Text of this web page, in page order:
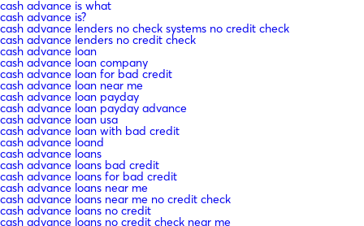
cash advance is what
cash advance is?
cash advance lenders no check systems no credit check
cash advance lenders no credit check
cash advance loan
cash advance loan company
cash advance loan for bad credit
cash advance loan near me
cash advance loan payday
cash advance loan payday advance
cash advance loan usa
cash advance loan with bad credit
cash advance loand
cash advance loans
cash advance loans bad credit
cash advance loans for bad credit
cash advance loans near me
cash advance loans near me no credit check
cash advance loans no credit
cash advance loans no credit check near me